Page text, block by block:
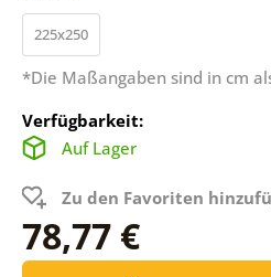
225x250
*Die Maßangaben sind in cm
Verfügbarkeit:
Auf Lager
Zu den Favoriten
78,77 €